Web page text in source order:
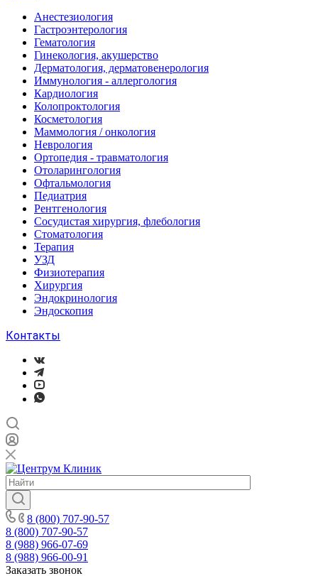
Анестезиология
Гастроэнтерология
Гематология
Гинекология, акушерство
Дерматология, дерматовенерология
Иммунология - аллергология
Кардиология
Колопроктология
Косметология
Маммология / онкология
Неврология
Ортопедия - травматология
Отоларингология
Офтальмология
Педиатрия
Рентгенология
Сосудистая хирургия, флебология
Стоматология
Терапия
УЗД
Физиотерапия
Хирургия
Эндокринология
Эндоскопия
Контакты
8 (800) 707-90-57
8 (800) 707-90-57
8 (988) 966-07-69
8 (988) 966-00-91
Заказать звонок